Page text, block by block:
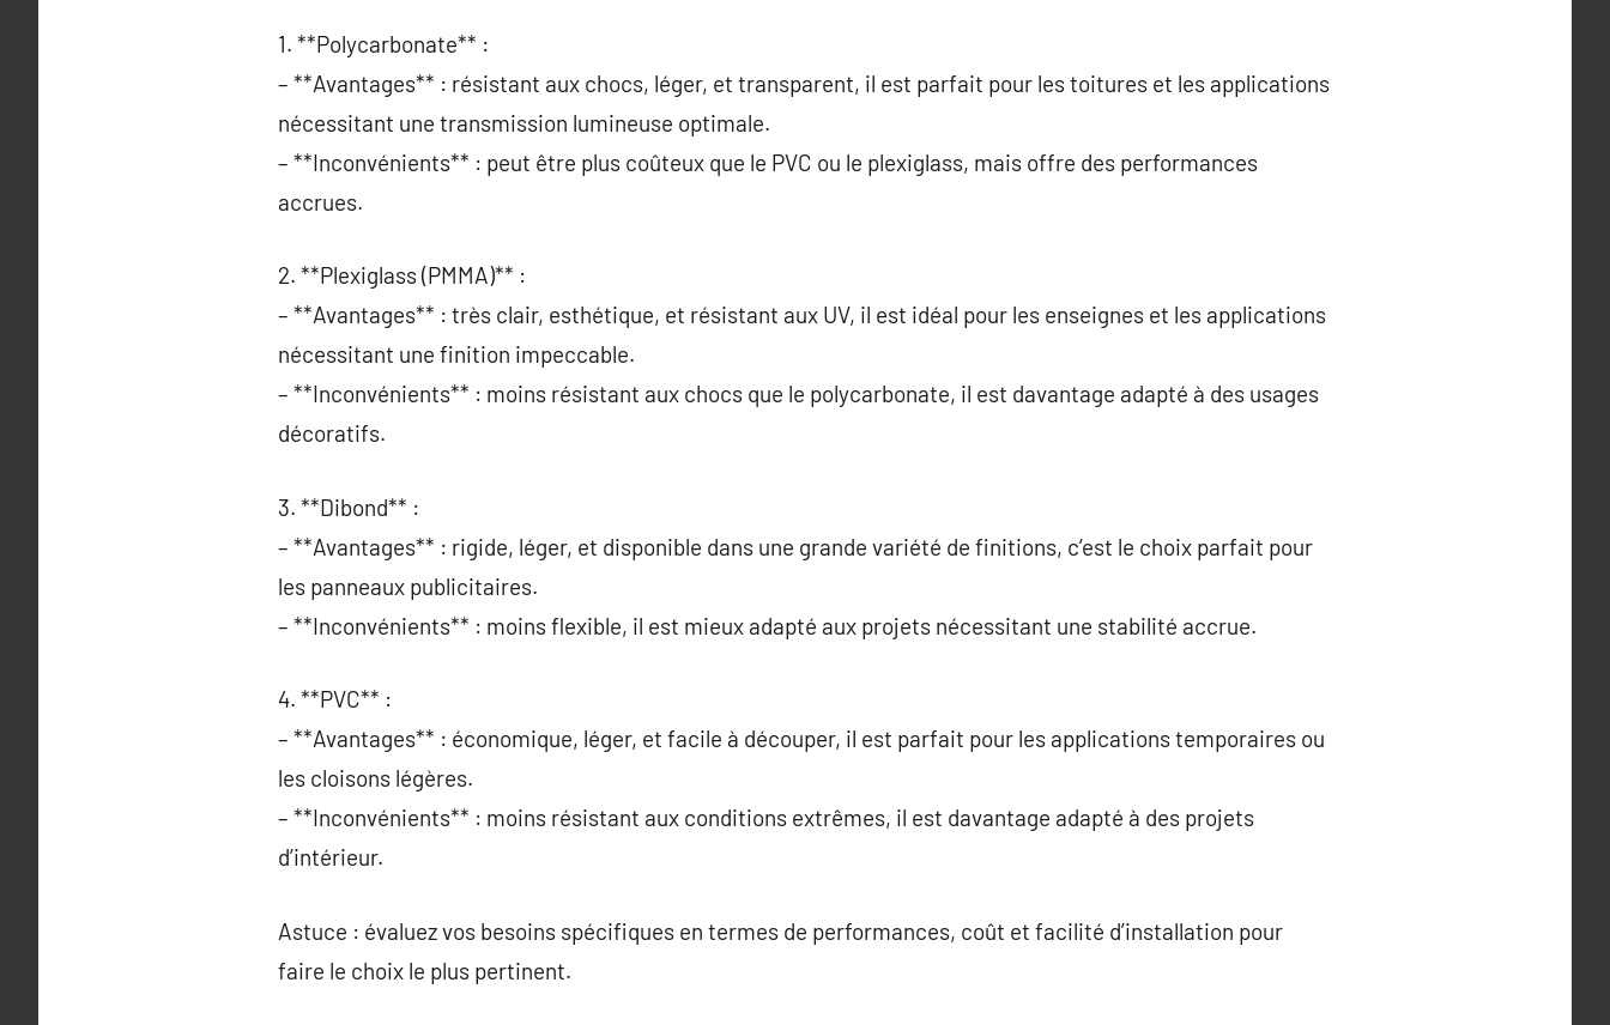
1. **Polycarbonate** :
– **Avantages** : résistant aux chocs, léger, et transparent, il est parfait pour les toitures et les applications
nécessitant une transmission lumineuse optimale.
– **Inconvénients** : peut être plus coûteux que le PVC ou le plexiglass, mais offre des performances
accrues.
2. **Plexiglass (PMMA)** :
– **Avantages** : très clair, esthétique, et résistant aux UV, il est idéal pour les enseignes et les applications
nécessitant une finition impeccable.
– **Inconvénients** : moins résistant aux chocs que le polycarbonate, il est davantage adapté à des usages
décoratifs.
3. **Dibond** :
– **Avantages** : rigide, léger, et disponible dans une grande variété de finitions, c’est le choix parfait pour
les panneaux publicitaires.
– **Inconvénients** : moins flexible, il est mieux adapté aux projets nécessitant une stabilité accrue.
4. **PVC** :
– **Avantages** : économique, léger, et facile à découper, il est parfait pour les applications temporaires ou
les cloisons légères.
– **Inconvénients** : moins résistant aux conditions extrêmes, il est davantage adapté à des projets
d’intérieur.
Astuce : évaluez vos besoins spécifiques en termes de performances, coût et facilité d’installation pour
faire le choix le plus pertinent.